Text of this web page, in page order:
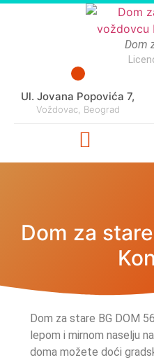
Dom
Ul. Jovana Popovića 7,
Voždovac, Beograd
Dom za
Dom za stare BG DOM
lepom i mirnom naselju
doma možete doći